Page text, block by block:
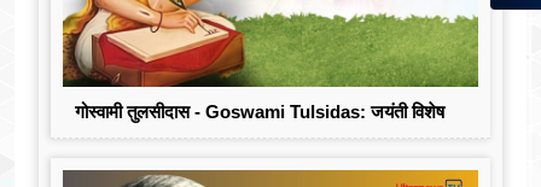
गोस्वामी तुलसीदास - Goswami Tulsidas: जयंती विशेष